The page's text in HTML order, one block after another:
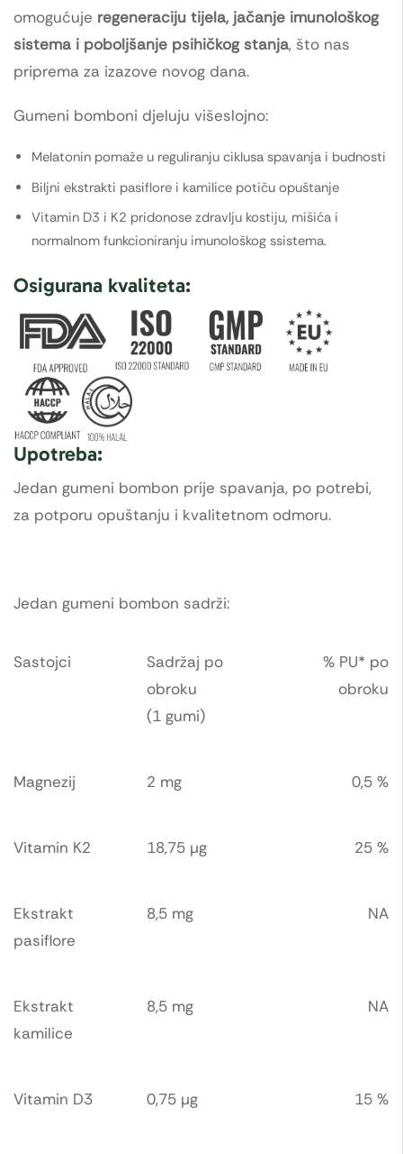
omogućuje regeneraciju tijela, jačanje imunološkog
sistema i poboljšanje psihičkog stanja, što nas
priprema za izazove novog dana.
Gumeni bomboni djeluju višeslojno:
Melatonin pomaže u reguliranju ciklusa spavanja i budnosti
Biljni ekstrakti pasiflore i kamilice potiču opuštanje
Vitamin D3 i K2 pridonose zdravlju kostiju, mišića i
normalnom funkcioniranju imunološkog ssistema.
Osigurana kvaliteta:
Upotreba:
Jedan gumeni bombon prije spavanja, po potrebi,
za potporu opuštanju i kvalitetnom odmoru.
Jedan gumeni bombon sadrži:
Sastojci
Sadržaj po
obroku
(1 gumi)
% PU* po
obroku
Magnezij 2 mg 0,5 %
Vitamin K2 18,75 μg 25 %
Ekstrakt
pasiflore
8,5 mg NA
Ekstrakt
kamilice
8,5 mg NA
Vitamin D3 0,75 μg 15 %